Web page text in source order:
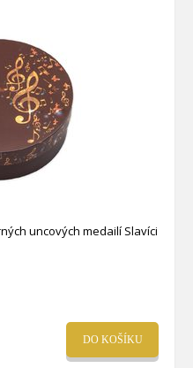
uncových medailí Slavíci
DO KOŠÍKU